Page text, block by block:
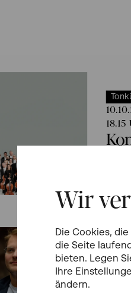
Wir
Die Cookies,
die Seite
bieten. Legen
Ihre
ändern.
18.15